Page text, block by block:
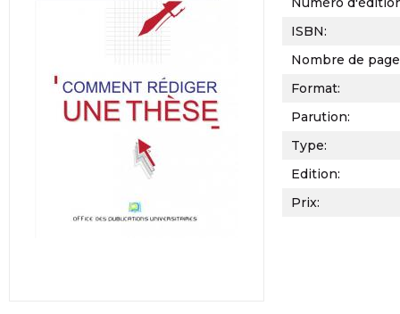
ISBN:
Nombre de
Format:
Parution:
Type:
Edition:
Prix: